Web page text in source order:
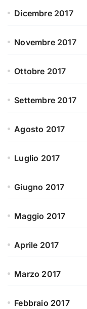
Dicembre 2017
Novembre 2017
Ottobre 2017
Settembre 2017
Agosto 2017
Luglio 2017
Giugno 2017
Maggio 2017
Aprile 2017
Marzo 2017
Febbraio 2017